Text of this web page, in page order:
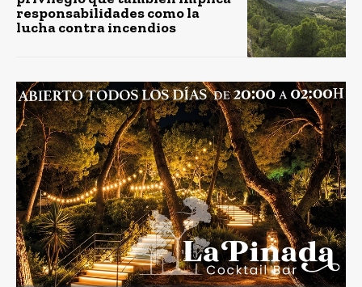
responsabilidades como la
lucha contra incendios